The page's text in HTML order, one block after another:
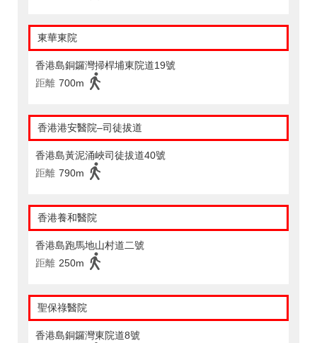
東華東院
香港島銅鑼灣掃桿埔東院道19號
距離 700m
香港港安醫院–司徒拔道
香港島黃泥涌峽司徒拔道40號
距離 790m
香港養和醫院
香港島跑馬地山村道二號
距離 250m
聖保祿醫院
香港島銅鑼灣東院道8號